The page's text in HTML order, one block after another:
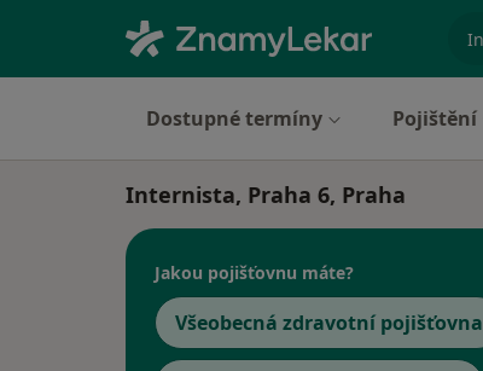
Dostupné termíny Pojištění
Internista, Praha 6, Praha
Jakou pojišťovnu máte?
Všeobecná zdravotní pojišťovna